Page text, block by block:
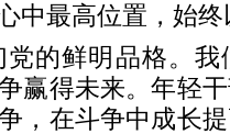
中最高位置，始
的鲜明品格。
赢得未来。年轻
，在斗争中成长